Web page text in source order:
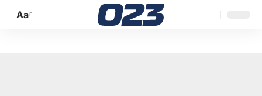
Promijeni
Aa